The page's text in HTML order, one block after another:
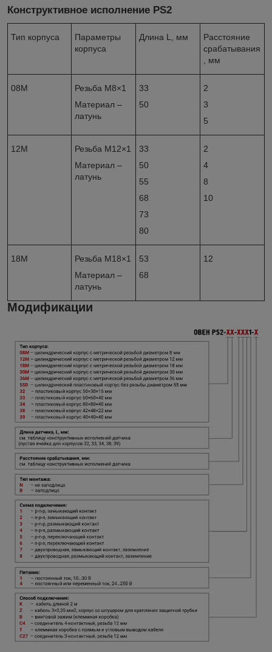
Конструктивное исполнение PS2
Тип корпуса
Параметры
корпуса
Длина L, мм
Расстояние
срабатывания
, мм
08M
Резьба М8×1
Материал –
латунь
33
50
2
3
5
12M
Резьба М12×1
Материал –
латунь
33
50
55
68
73
80
2
4
8
10
18М
Резьба М18×1
Материал –
латунь
53
68
12
Модификации